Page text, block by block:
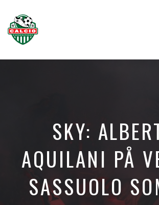
SKY:
AQUILANI PÅ
SASSUOLO